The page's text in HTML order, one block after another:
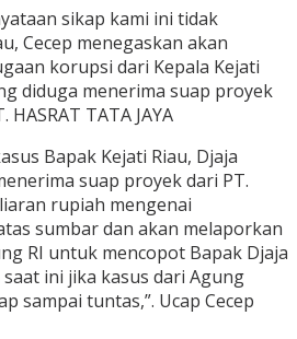
sikap kami ini tidak
Cecep menegaskan akan
korupsi dari Kepala Kejati
diduga menerima suap proyek
TATA JAYA
Bapak Kejati Riau, Djaja
suap proyek dari PT.
rupiah mengenai
sumbar dan akan melaporkan
RI untuk mencopot Bapak Djaja
ini jika kasus dari Agung
sampai tuntas,”. Ucap Cecep